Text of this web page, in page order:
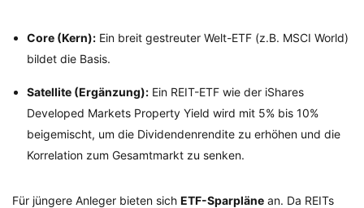
Core (Kern): Ein breit gestreuter Welt-ETF (z.B. MSCI World)
bildet die Basis.
Satellite (Ergänzung): Ein REIT-ETF wie der iShares
Developed Markets Property Yield wird mit 5% bis 10%
beigemischt, um die Dividendenrendite zu erhöhen und die
Korrelation zum Gesamtmarkt zu senken.
Für jüngere Anleger bieten sich ETF-Sparpläne an. Da REITs